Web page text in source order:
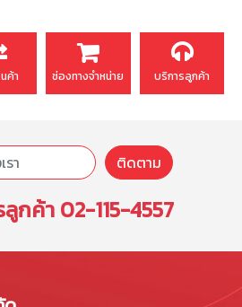
ค้า ช่องทางจำหน่าย บริการลูกค้า
ติดตาม
กค้า 02-115-4557